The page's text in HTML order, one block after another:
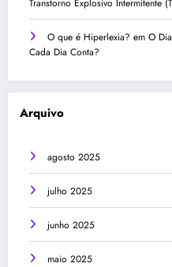
Transtorno Explosivo Intermitente
O que é Hiperlexia? em O
Cada Dia Conta?
Arquivo
agosto 2025
julho 2025
junho 2025
maio 2025